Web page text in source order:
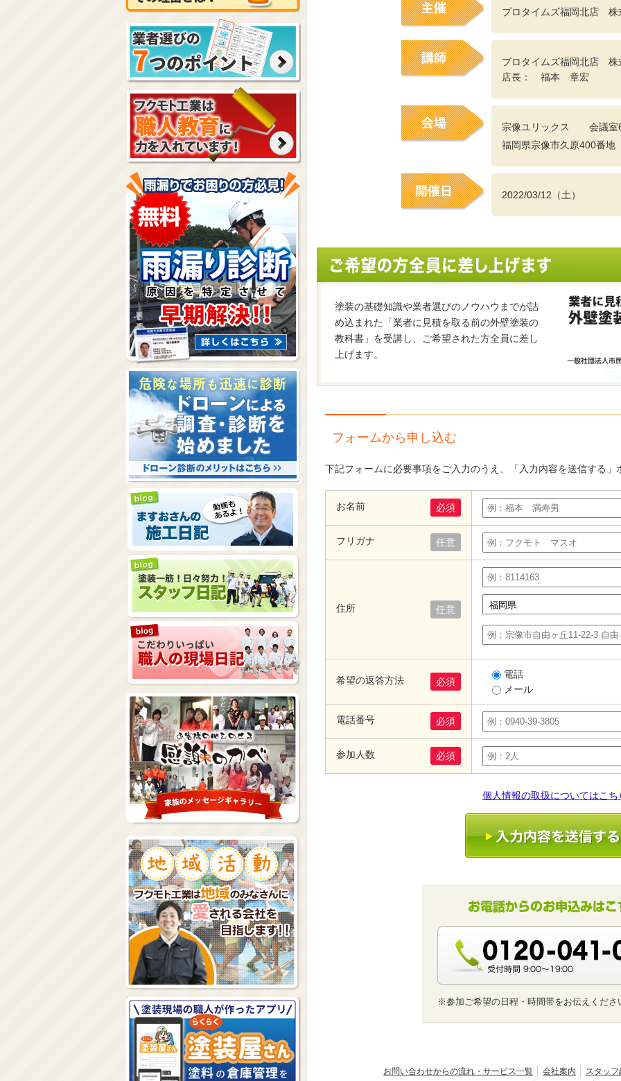
プロタイムズ福岡北店 株
プロタイムズ福岡北店 株
店長： 福本 章宏
宗像ユリックス 会議
福岡県宗像市久原400番地
2022/03/12（土）
塗装の基礎知識や業者選びのノウハウまでが詰
め込まれた「業者に見積を取る前の外壁塗装の
教科書」を受講し、ご希望された方全員に差し
上げます。
フォームから申し込む
下記フォームに必要事項をご入力のうえ、「入力内容を送信する
お名前 必須
フリガナ 任意
住所 任意
希望の返答方法 必須
電話
メール
電話番号 必須
参加人数 必須
個人情報の取扱についてはこち
※参加ご希望の日程・時間帯をお伝えくださ
お問い合わせからの流れ・サービス一覧 会社案内
スタッフ